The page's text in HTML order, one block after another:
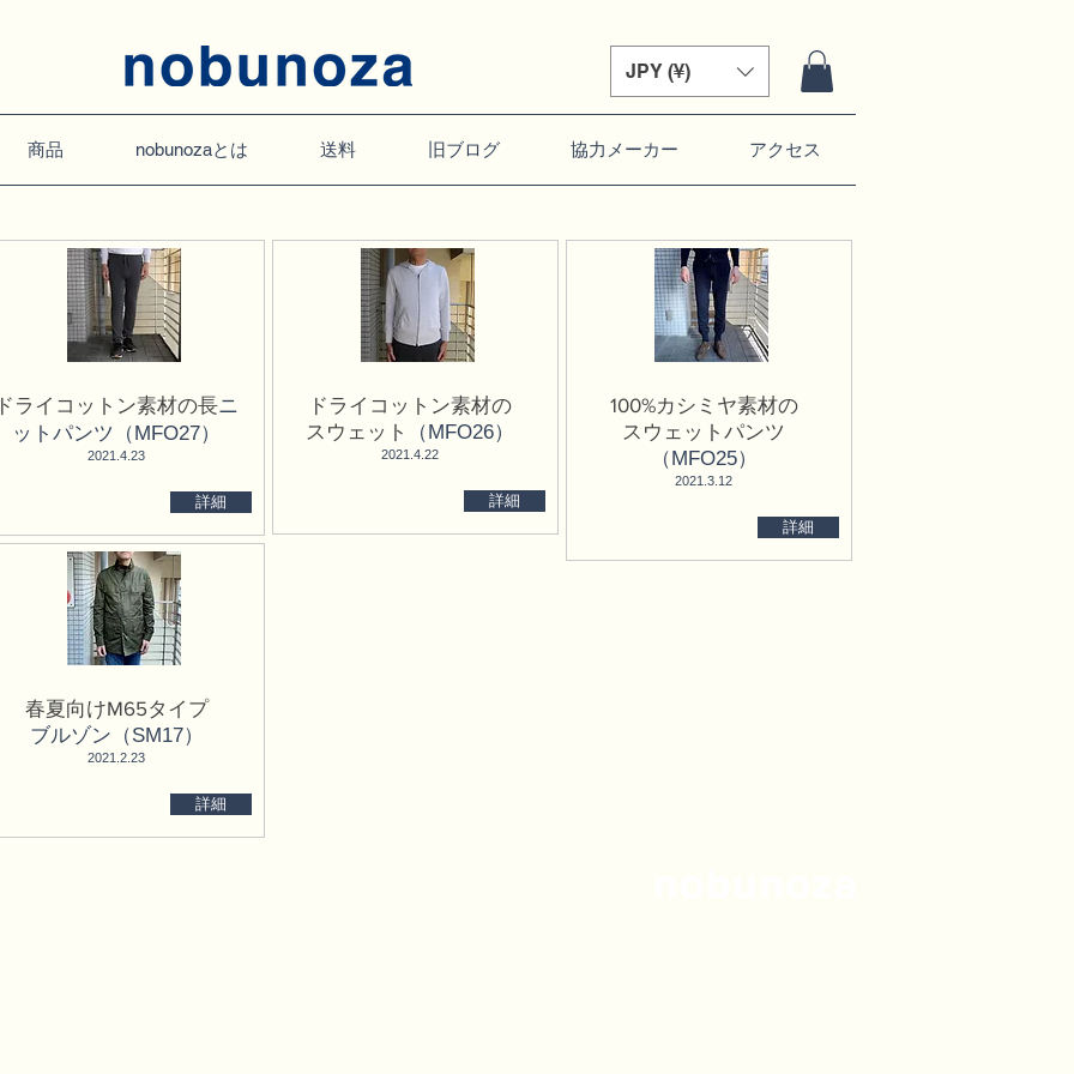
JPY (¥)
商品 nobunozaとは 送料 旧ブログ 協力メーカー アクセス
ドライコットン素材の長ニ
ットパンツ（MFO27）
​2021.4.23
詳細
春夏向けM65タイプ
ブルゾン（SM17）
​2021.2.23
詳細
ドライコットン素材の
スウェット
（MFO26）
​2021.4.22
詳細
100%カシミヤ素材の
スウェットパンツ
（MFO25）
​2021.3.12
詳細